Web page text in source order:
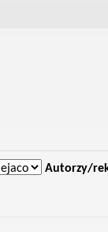
Autorzy/